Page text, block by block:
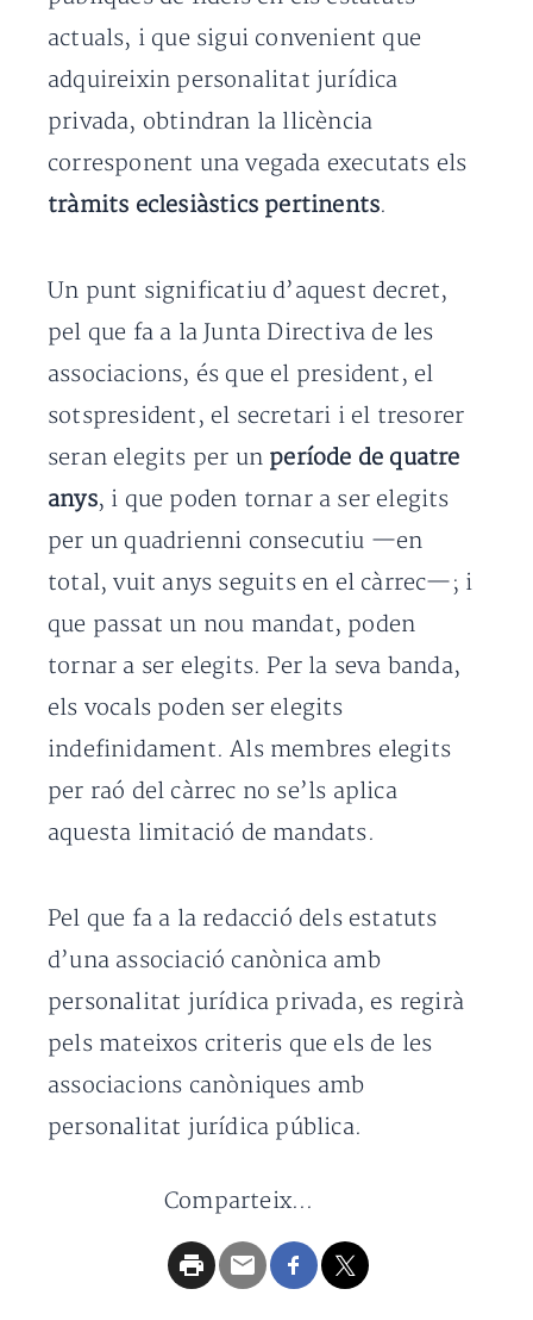
actuals, i que sigui convenient que
adquireixin personalitat jurídica
privada, obtindran la llicència
corresponent una vegada executats els
tràmits eclesiàstics pertinents.
Un punt significatiu d’aquest decret,
pel que fa a la Junta Directiva de les
associacions, és que el president, el
sotspresident, el secretari i el tresorer
seran elegits per un període de quatre
anys, i que poden tornar a ser elegits
per un quadrienni consecutiu —en
total, vuit anys seguits en el càrrec—; i
que passat un nou mandat, poden
tornar a ser elegits. Per la seva banda,
els vocals poden ser elegits
indefinidament. Als membres elegits
per raó del càrrec no se’ls aplica
aquesta limitació de mandats.
Pel que fa a la redacció dels estatuts
d’una associació canònica amb
personalitat jurídica privada, es regirà
pels mateixos criteris que els de les
associacions canòniques amb
personalitat jurídica pública.
Comparteix...